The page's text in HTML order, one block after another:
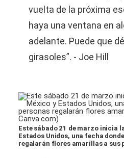
vuelta de la próxima
haya una ventana en
adelante. Puede que
girasoles”. - Joe Hill
Este sábado 21 de marzo inicia
Estados Unidos, una fecha
regalarán flores amarillas a sus